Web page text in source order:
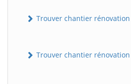
Trouver chantier rénovation
Trouver chantier